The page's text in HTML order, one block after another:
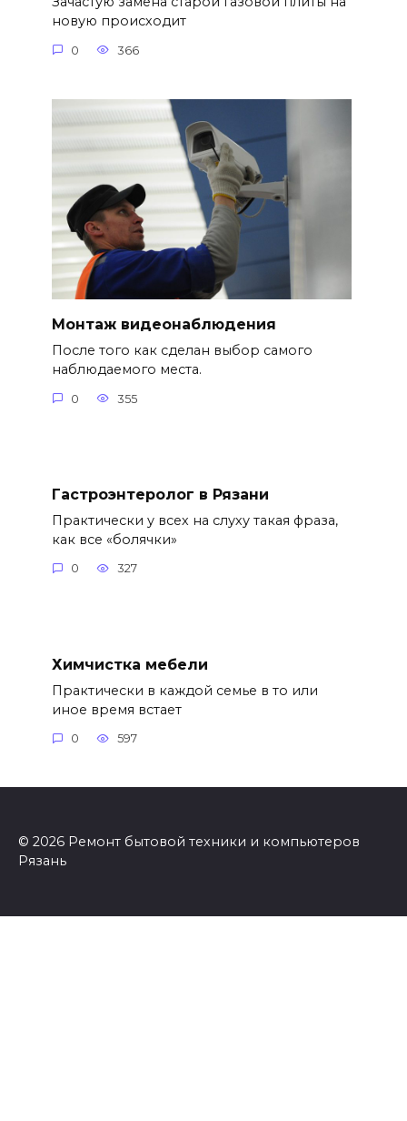
новую происходит
0 366
Монтаж видеонаблюдения
После того как сделан выбор самого
наблюдаемого места.
0 355
Гастроэнтеролог в Рязани
Практически у всех на слуху такая фраза,
как все «болячки»
0 327
Химчистка мебели
Практически в каждой семье в то или
иное время встает
0 597
© 2026 Ремонт бытовой техники и компьютеров
Рязань